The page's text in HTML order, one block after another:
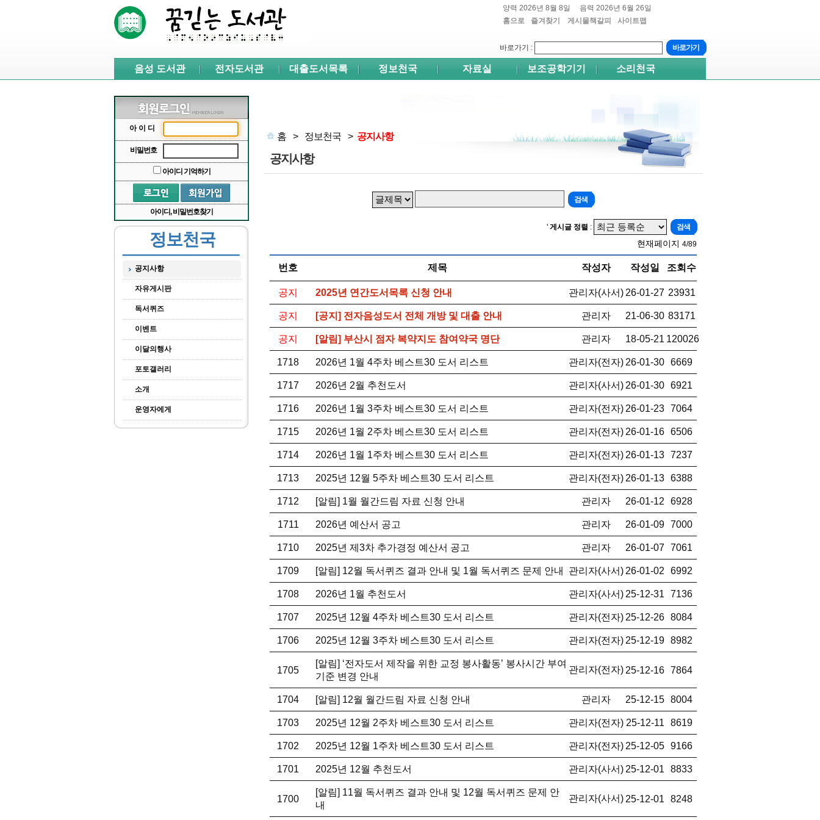
양력 2026년 8월 8일
음력 2026년 6월 26일
홈으로
즐겨찾기
게시물책갈피
사이트맵
바로가기 :
음성 도서관 전자도서관 대출도서목록 정보천국 자료실 보조공학기기 소리천국
아이디
비밀번호
아이디 기억하기
아이디, 비밀번호찾기
정보천국
공지사항
자유게시판
독서퀴즈
이벤트
이달의행사
포토갤러리
소개
운영자에게
홈 > 정보천국 > 공지사항
공지사항
' 게시글 정렬 :
현재페이지 4/89
번호 제목 작성자 작성일 조회수
공지 2025년 연간도서목록 신청 안내 관리자(사서) 26-01-27 23931
공지 [공지] 전자음성도서 전체 개방 및 대출 안내 관리자 21-06-30 83171
공지 [알림] 부산시 점자 복약지도 참여약국 명단 관리자 18-05-21 120026
1718 2026년 1월 4주차 베스트30 도서 리스트 관리자(전자) 26-01-30 6669
1717 2026년 2월 추천도서 관리자(사서) 26-01-30 6921
1716 2026년 1월 3주차 베스트30 도서 리스트 관리자(전자) 26-01-23 7064
1715 2026년 1월 2주차 베스트30 도서 리스트 관리자(전자) 26-01-16 6506
1714 2026년 1월 1주차 베스트30 도서 리스트 관리자(전자) 26-01-13 7237
1713 2025년 12월 5주차 베스트30 도서 리스트 관리자(전자) 26-01-13 6388
1712 [알림] 1월 월간드림 자료 신청 안내 관리자 26-01-12 6928
1711 2026년 예산서 공고 관리자 26-01-09 7000
1710 2025년 제3차 추가경정 예산서 공고 관리자 26-01-07 7061
1709 [알림] 12월 독서퀴즈 결과 안내 및 1월 독서퀴즈 문제 안내 관리자(사서) 26-01-02 6992
1708 2026년 1월 추천도서 관리자(사서) 25-12-31 7136
1707 2025년 12월 4주차 베스트30 도서 리스트 관리자(전자) 25-12-26 8084
1706 2025년 12월 3주차 베스트30 도서 리스트 관리자(전자) 25-12-19 8982
1705
[알림] ‘전자도서 제작을 위한 교정 봉사활동’ 봉사시간 부여
기준 변경 안내
관리자(전자) 25-12-16 7864
1704 [알림] 12월 월간드림 자료 신청 안내 관리자 25-12-15 8004
1703 2025년 12월 2주차 베스트30 도서 리스트 관리자(전자) 25-12-11 8619
1702 2025년 12월 1주차 베스트30 도서 리스트 관리자(전자) 25-12-05 9166
1701 2025년 12월 추천도서 관리자(사서) 25-12-01 8833
1700
[알림] 11월 독서퀴즈 결과 안내 및 12월 독서퀴즈 문제 안
내
관리자(사서) 25-12-01 8248